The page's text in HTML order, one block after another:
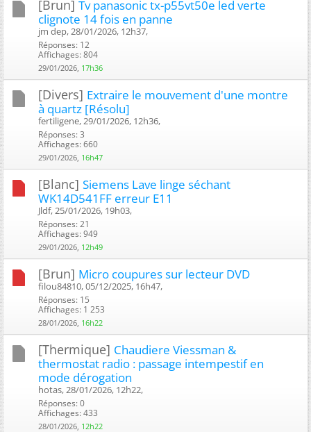
[Brun] Tv panasonic tx-p55vt50e led verte
clignote 14 fois en panne
jm dep, 28/01/2026, 12h37, ‎
Réponses: 12
Affichages: 804
29/01/2026, 17h36
[Divers] Extraire le mouvement d'une montre
à quartz [Résolu]
fertiligene, 29/01/2026, 12h36, ‎
Réponses: 3
Affichages: 660
29/01/2026, 16h47
[Blanc] Siemens Lave linge séchant
WK14D541FF erreur E11
Jldf, 25/01/2026, 19h03, ‎
Réponses: 21
Affichages: 949
29/01/2026, 12h49
[Brun] Micro coupures sur lecteur DVD
filou84810, 05/12/2025, 16h47, ‎
Réponses: 15
Affichages: 1 253
28/01/2026, 16h22
[Thermique] Chaudiere Viessman &
thermostat radio : passage intempestif en
mode dérogation
hotas, 28/01/2026, 12h22, ‎
Réponses: 0
Affichages: 433
28/01/2026, 12h22